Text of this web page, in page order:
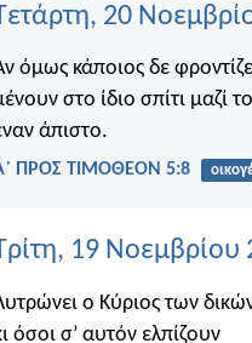
20
όμως κάποιος δε
στο ίδιο σπίτι μαζί
άπιστο.
ΠΡΟΣ ΤΙΜΟΘΕΟΝ 5:8
19 Νοεμβρίου
ο Κύριος των
όσοι σ’ αυτόν ελπίζουν